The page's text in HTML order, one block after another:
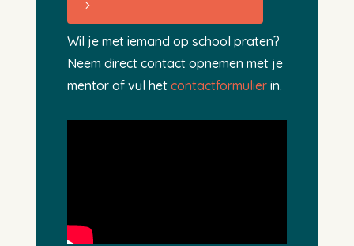
Wil je met iemand op school praten?
Neem direct contact opnemen met je
mentor of vul het contactformulierin.